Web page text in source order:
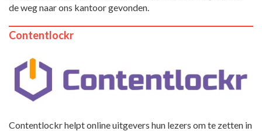
de weg naar ons kantoor gevonden.
Contentlockr
Contentlockr helpt online uitgevers hun lezers om te zetten in